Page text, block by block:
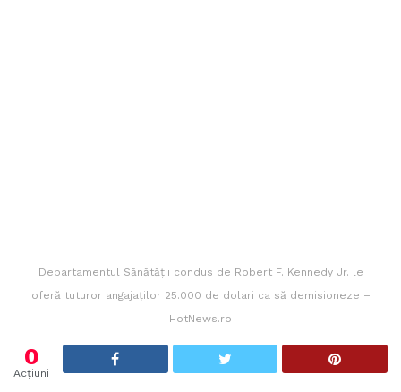
Departamentul Sănătăţii condus de Robert F. Kennedy Jr. le
oferă tuturor angajaţilor 25.000 de dolari ca să demisioneze –
HotNews.ro
0
Acțiuni